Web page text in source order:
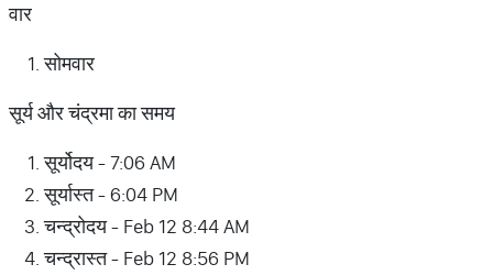
वार
सोमवार
सूर्य और चंद्रमा का समय
सूर्योदय - 7:06 AM
सूर्यास्त - 6:04 PM
चन्द्रोदय - Feb 12 8:44 AM
चन्द्रास्त - Feb 12 8:56 PM